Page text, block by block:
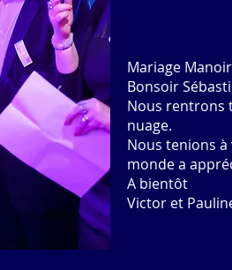
Mariage
Bonsoir
Nous rentrons
nuage.
Nous tenions
monde a
A bientôt
Victor et